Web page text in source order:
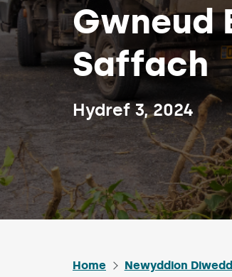
Gwneud
Saffach
Published on:
Hydref 3, 2024
Home Newyddion